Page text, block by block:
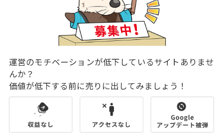
運営のモチベーションが低下しているサイトありませ
んか？
価値が低下する前に売りに出してみましょう！